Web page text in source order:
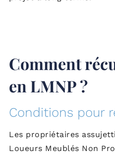
Comment
en LMNP ?
Conditions pour
Les propriétaires
Loueurs Meublés Non